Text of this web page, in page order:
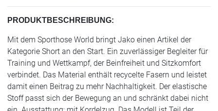
PRODUKTBESCHREIBUNG:
Mit dem Sporthose World bringt Jako einen Artikel der
Kategorie Short an den Start. Ein zuverlässiger Begleiter für
Training und Wettkampf, der Beinfreiheit und Sitzkomfort
verbindet. Das Material enthält recycelte Fasern und leistet
damit einen Beitrag zu mehr Nachhaltigkeit. Der elastische
Stoff passt sich der Bewegung an und schränkt dabei nicht